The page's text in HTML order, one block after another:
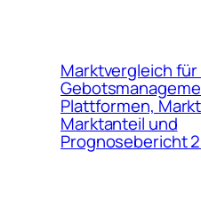
Marktvergleich
Plattformen,
Marktanteil und
Prognosebericht